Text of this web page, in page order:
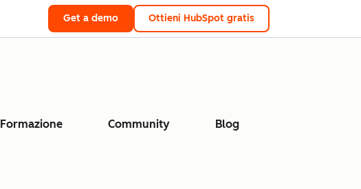
Get a demo Ottieni HubSpot gratis
Formazione Community Blog